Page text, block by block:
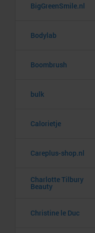
BigGreenSmile.nl
Bodylab
Boombrush
bulk
Calorietje
Careplus-shop.nl
Charlotte Tilbury
Beauty
Christine le Duc